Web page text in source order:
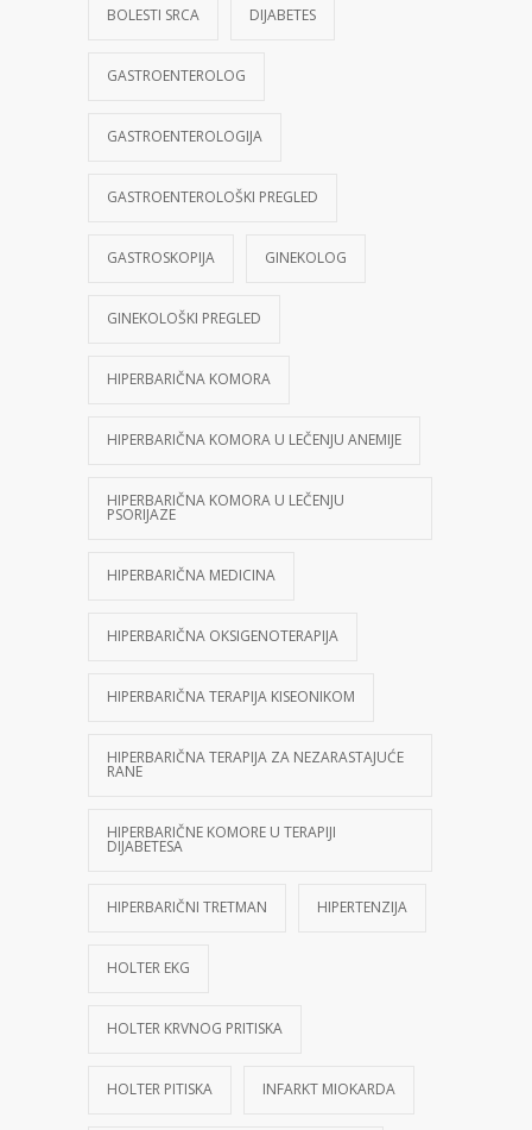
BOLESTI SRCA DIJABETES
GASTROENTEROLOG
GASTROENTEROLOGIJA
GASTROENTEROLOŠKI PREGLED
GASTROSKOPIJA GINEKOLOG
GINEKOLOŠKI PREGLED
HIPERBARIČNA KOMORA
HIPERBARIČNA KOMORA U LEČENJU ANEMIJE
HIPERBARIČNA KOMORA U LEČENJU
PSORIJAZE
HIPERBARIČNA MEDICINA
HIPERBARIČNA OKSIGENOTERAPIJA
HIPERBARIČNA TERAPIJA KISEONIKOM
HIPERBARIČNA TERAPIJA ZA NEZARASTAJUĆE
RANE
HIPERBARIČNE KOMORE U TERAPIJI
DIJABETESA
HIPERBARIČNI TRETMAN HIPERTENZIJA
HOLTER EKG
HOLTER KRVNOG PRITISKA
HOLTER PITISKA INFARKT MIOKARDA